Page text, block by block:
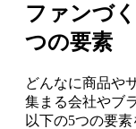
ファンづ
つの要素
どんなに商品や
集まる会社やブ
以下の5つの要